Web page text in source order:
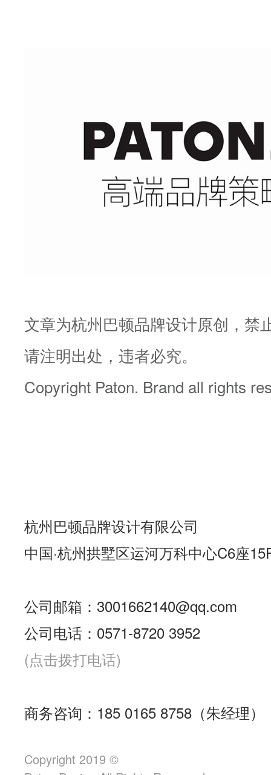
文章为杭州巴顿品牌设计原创，禁
请注明出处，违者必究。
Copyright Paton. Brand all rights
杭州巴顿品牌设计有限公司
中国·杭州拱墅区运河万科中心C6座
公司邮箱：3001662140@qq.com
公司电话：0571-8720 3952
(点击拨打电话)
商务咨询：185 0165 8758（朱经理）
Copyright 2019 ©